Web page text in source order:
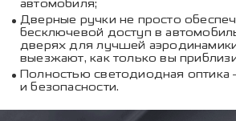
автомобиля;
Дверные ручки не просто
бесключевой доступ в
дверях для лучшей
выезжают, как только вы
Полностью светодиодная оптика
и безопасности.